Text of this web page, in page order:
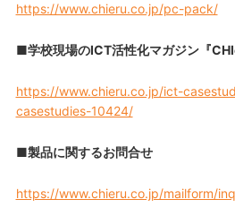
https://www.chieru.co.jp/pc-pack/
■学校現場のICT活性化マガジン『
https://www.chieru.co.jp/ict-
casestudies-10424/
■製品に関するお問合せ
https://www.chieru.co.jp/mailform/